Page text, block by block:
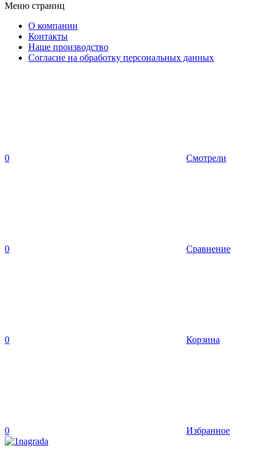
Меню страниц
О компании
Контакты
Наше производство
Согласие на обработку персональных данных
0 Смотрели
0 Сравнение
0 Корзина
0 Избранное